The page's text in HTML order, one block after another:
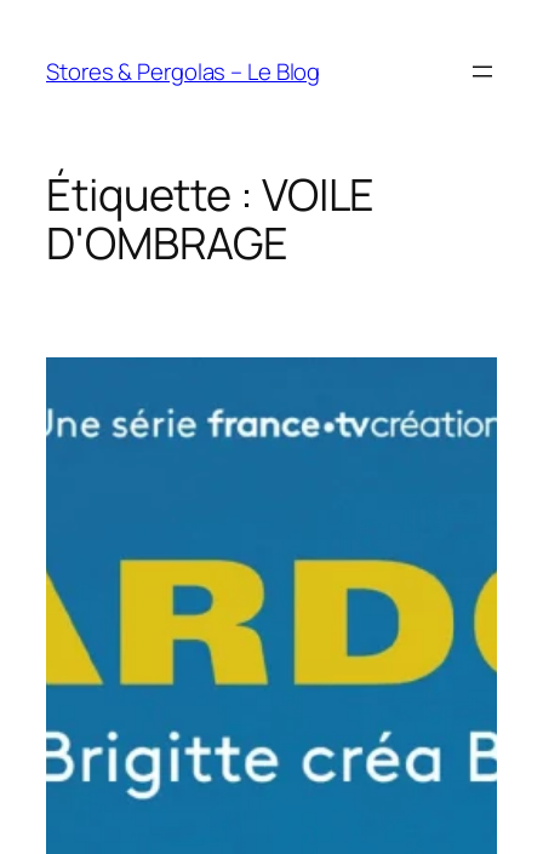
contenu
Stores & Pergolas – Le Blog
Étiquette : VOILE
D'OMBRAGE